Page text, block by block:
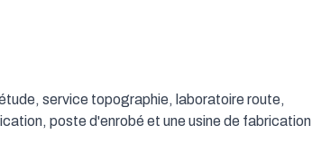
service topographie, laboratoire route,
poste d'enrobé et une usine de fabrication